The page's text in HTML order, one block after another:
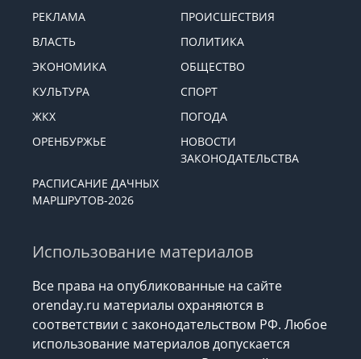
РЕКЛАМА
ПРОИСШЕСТВИЯ
ВЛАСТЬ
ПОЛИТИКА
ЭКОНОМИКА
ОБЩЕСТВО
КУЛЬТУРА
СПОРТ
ЖКХ
ПОГОДА
ОРЕНБУРЖЬЕ
НОВОСТИ
ЗАКОНОДАТЕЛЬСТВА
РАСПИСАНИЕ ДАЧНЫХ
МАРШРУТОВ-2026
Использование материалов
Все права на опубликованные на сайте
orenday.ru материалы охраняются в
соответствии с законодательством РФ. Любое
использование материалов допускается